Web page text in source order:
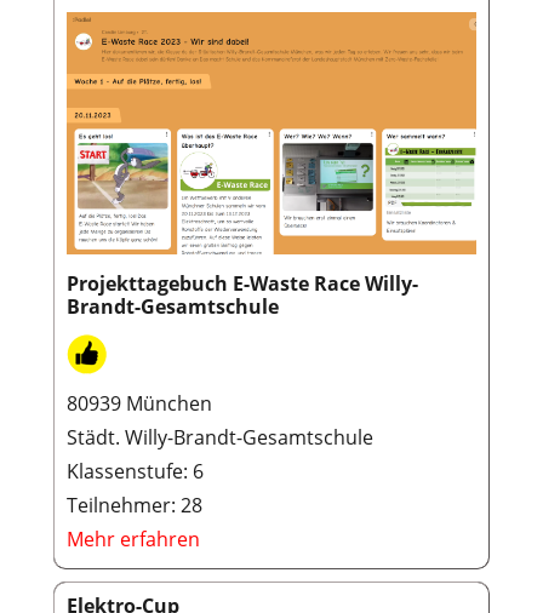
Projekttagebuch E-Waste Race Willy-
Brandt-Gesamtschule
80939 München
Städt. Willy-Brandt-Gesamtschule
Klassenstufe: 6
Teilnehmer: 28
Mehr erfahren
Elektro-Cup